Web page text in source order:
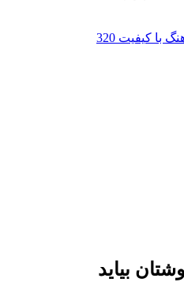
با کیفیت 320
بیاید